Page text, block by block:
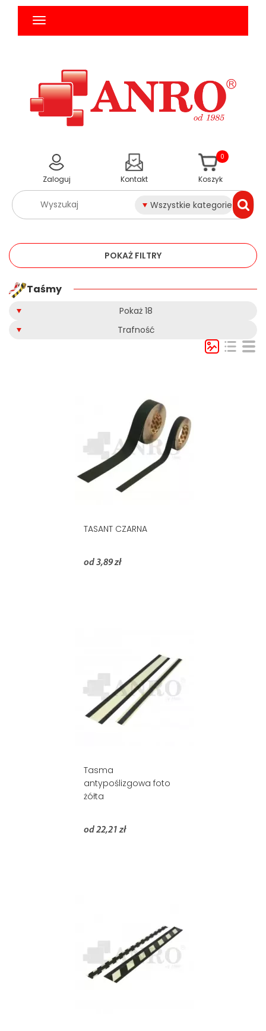
Wszystkie kategorie
Zaloguj Kontakt Koszyk
0
POKAŻ FILTRY
Taśmy
Pokaż 18
Trafność
TASANT CZARNA
od 3,89 zł
Tasma
antypoślizgowa foto
żółta
od 22,21 zł